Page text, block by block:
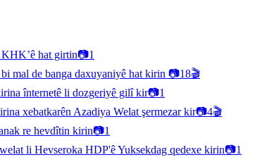
hat girtin📷1
mal de banga daxuyaniyê hat kirin 📷18🎬
înternetê li dozgeriyê gilî kir📷1
xebatkarên Azadiya Welat şermezar kir📷4🎬
re hevdîtin kirin📷1
li Hevseroka HDP'ê Yuksekdag qedexe kirin📷1